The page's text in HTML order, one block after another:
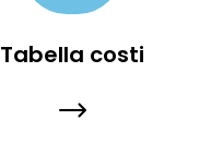
Tabella costi